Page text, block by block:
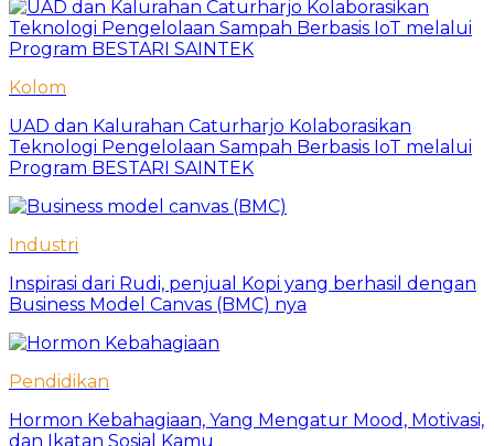
Kolom
UAD dan Kalurahan Caturharjo Kolaborasikan
Teknologi Pengelolaan Sampah Berbasis IoT melalui
Program BESTARI SAINTEK
Industri
Inspirasi dari Rudi, penjual Kopi yang berhasil dengan
Business Model Canvas (BMC) nya
Pendidikan
Hormon Kebahagiaan, Yang Mengatur Mood, Motivasi,
dan Ikatan Sosial Kamu